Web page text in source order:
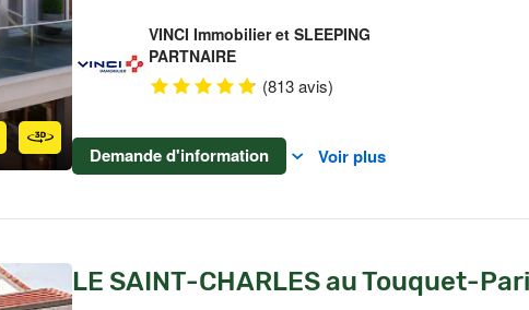
VINCI Immobilier et SLEEPING
PARTNAIRE
(813 avis)
Demande d'information Voir plus
LE SAINT-CHARLES au Touquet-